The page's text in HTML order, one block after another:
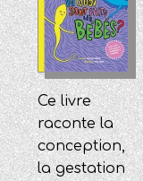
Ce livre
raconte la
conception,
la gestation